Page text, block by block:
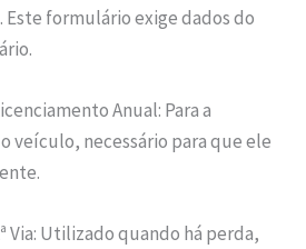
formulário exige dados do
Anual: Para a
veículo, necessário para que ele
Via: Utilizado quando há perda,